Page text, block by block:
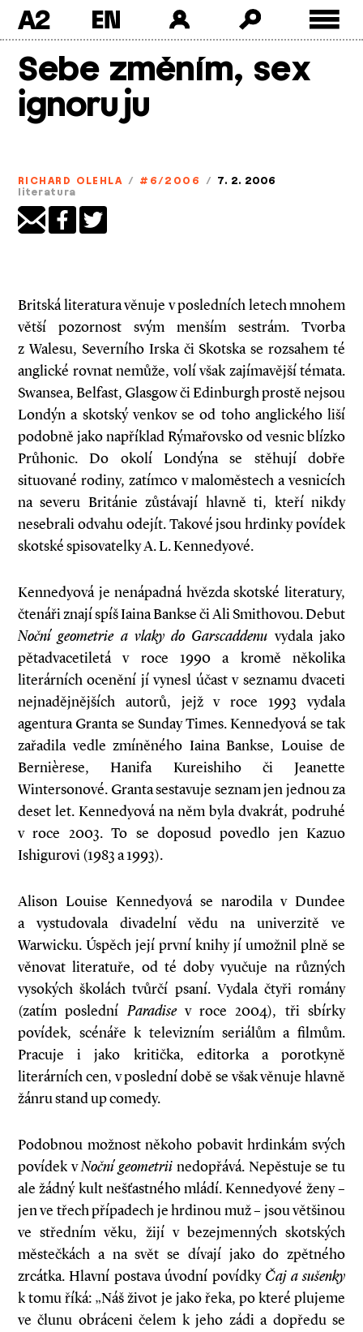
content
A2
Sebe změním, sex
ignoruju
RICHARD OLEHLA / #6/2006 / 7. 2. 2006
literatura
Britská literatura věnuje v posledních letech mnohem
větší pozornost svým menším sestrám. Tvorba
z Walesu, Severního Irska či Skotska se rozsahem té
anglické rovnat nemůže, volí však zajímavější témata.
Swansea, Belfast, Glasgow či Edinburgh prostě nejsou
Londýn a skotský venkov se od toho anglického liší
podobně jako například Rýmařovsko od vesnic blízko
Průhonic. Do okolí Londýna se stěhují dobře
situované rodiny, zatímco v maloměstech a vesnicích
na severu Británie zůstávají hlavně ti, kteří nikdy
nesebrali odvahu odejít. Takové jsou hrdinky povídek
skotské spisovatelky A. L. Kennedyové.
Kennedyová je nenápadná hvězda skotské literatury,
čtenáři znají spíš Iaina Bankse či Ali Smithovou. Debut
Noční geometrie a vlaky do Garscaddenu vydala jako
pětadvacetiletá v roce 1990 a kromě několika
literárních ocenění jí vynesl účast v seznamu dvaceti
nejnadějnějších autorů, jejž v roce 1993 vydala
agentura Granta se Sunday Times. Kennedyová se tak
zařadila vedle zmíněného Iaina Bankse, Louise de
Bernièrese, Hanifa Kureishiho či Jeanette
Wintersonové. Granta sestavuje seznam jen jednou za
deset let. Kennedyová na něm byla dvakrát, podruhé
v roce 2003. To se doposud povedlo jen Kazuo
Ishigurovi (1983 a 1993).
Alison Louise Kennedyová se narodila v Dun­dee
a vystudovala divadelní vědu na univerzitě ve
Warwicku. Úspěch její první knihy jí umožnil plně se
věnovat literatuře, od té doby vyučuje na různých
vysokých školách tvůrčí psaní. Vydala čtyři romány
(zatím posledníParadisev roce 2004), tři sbírky
povídek, scénáře k televizním seriálům a filmům.
Pracuje i jako kritička, editorka a porotkyně
literárních cen, v poslední době se však věnuje hlavně
žánru stand up comedy.
Podobnou možnost někoho pobavit hrdinkám svých
povídek vNoční geometrii nedopřává. Nepěstuje se tu
ale žádný kult nešťastného mládí. Kennedyové ženy –
jen ve třech případech je hrdinou muž – jsou většinou
ve středním věku, žijí v bezejmenných skotských
městečkách a na svět se dívají jako do zpětného
zrcátka. Hlavní postava úvodní povídky Čaj a sušenky
k tomu říká: „Náš život je jako řeka, po které plujeme
ve člunu obráceni čelem k jeho zádi a dopředu se